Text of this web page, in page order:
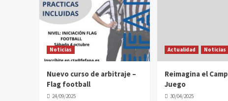
Noticias
Nuevo curso de arbitraje –
Flag football
24/09/2025
Actualidad Noticias
Reimagina el
Juego
30/04/2025